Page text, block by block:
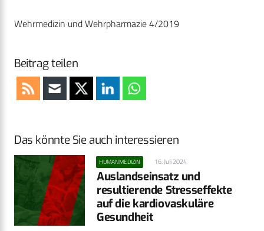
Wehrmedizin und Wehrpharmazie 4/2019
Beitrag teilen
Das könnte Sie auch interessieren
HUMANMEDIZIN 16. Juli 2024
Auslandseinsatz und
resultierende Stresseffekte
auf die kardiovaskuläre
Gesundheit